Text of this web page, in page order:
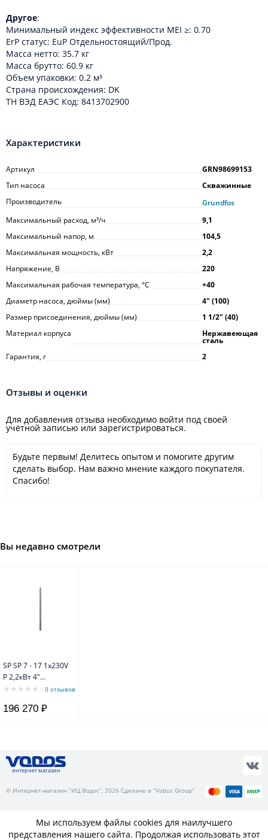
Другое:
Минимальный индекс эффективности MEI ≥: 0.70
ErP статус: EuP Отдельностоящий/Прод.
Масса нетто: 35.7 кг
Масса брутто: 60.9 кг
Объем упаковки: 0.2 м³
Cтрана происхождения: DK
ТН ВЭД ЕАЭС Код: 8413702900
Характеристики
Артикул
GRN98699153
Тип насоса
Скважинные
Производитель
Grundfos
Максимальный расход, м³/ч
9,1
Максимальный напор, м
104,5
Максимальная мощность, кВт
2,2
Напряжение, В
220
Максимальная рабочая температура, °С
+40
Диаметр насоса, дюймы (мм)
4ʺ (100)
Размер присоединения, дюймы (мм)
1 1/2ʺ (40)
Материал корпуса
Нержавеющая
сталь
Гарантия, г
2
Отзывы и оценки
Для добавления отзыва необходимо войти под своей
учётной записью или зарегистрироваться.
Будьте первым! Делитесь опытом и помогите другим
сделать выбор. Нам важно мнение каждого покупателя.
Спасибо!
Вы недавно смотрели
SP SP 7 - 17 1х230V
P 2,2кВт 4"
Grundfos
0 отзывов
196 270 ₽
интернет магазин
© Интернет-магазин “ИЦ Водос”, 2026 Сделано в “Vobus Group”
Мы используем файлы cookies для наилучшего
представления нашего сайта. Продолжая использовать этот